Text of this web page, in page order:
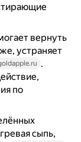
вернуть
устраняет
.
по
сыпь,